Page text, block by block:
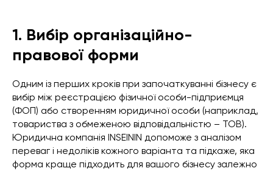
1. Вибір організаційно-
правової форми
Одним із перших кроків при започаткуванні бізнесу є
вибір між реєстрацією фізичної особи-підприємця
(ФОП) або створенням юридичної особи (наприклад,
товариства з обмеженою відповідальністю – ТОВ).
Юридична компанія INSEININ допоможе з аналізом
переваг і недоліків кожного варіанта та підкаже, яка
форма краще підходить для вашого бізнесу залежно